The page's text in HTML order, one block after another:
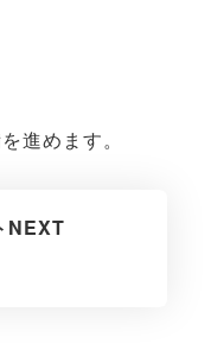
進めます。
NEXT